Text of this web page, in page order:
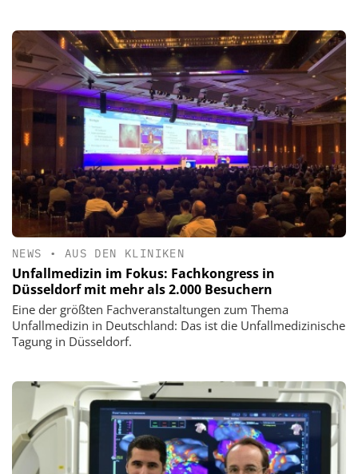
NEWS • AUS DEN KLINIKEN
Unfallmedizin im Fokus: Fachkongress in
Düsseldorf mit mehr als 2.000 Besuchern
Eine der größten Fachveranstaltungen zum Thema
Unfallmedizin in Deutschland: Das ist die Unfallmedizinische
Tagung in Düsseldorf.